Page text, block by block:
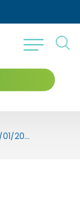
Jornal da Manhã – 28/01/2025